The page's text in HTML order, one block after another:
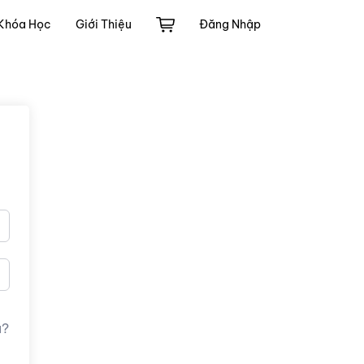
Học Giới Thiệu Đăng Nhập